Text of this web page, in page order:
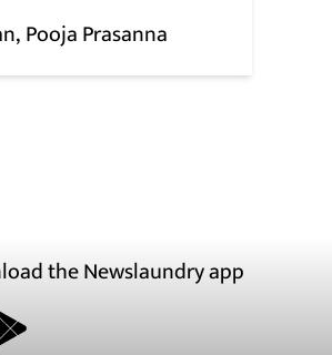
Pooja Prasanna
the Newslaundry app